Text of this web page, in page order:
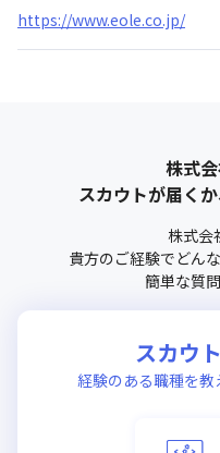
https://www.eole.co.jp/
株式
スカウトが届く
株式会
貴方のご経験でどん
簡単な質
スカウ
経験のある職種を教